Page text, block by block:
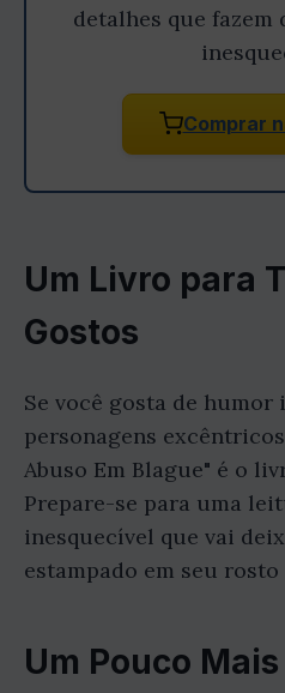
detalhes que
Comprar
Um Livro para
Gostos
Se você gosta de
personagens
Abuso Em Blague" é o
Prepare-se para uma
inesquecível que vai
estampado em seu
Um Pouco